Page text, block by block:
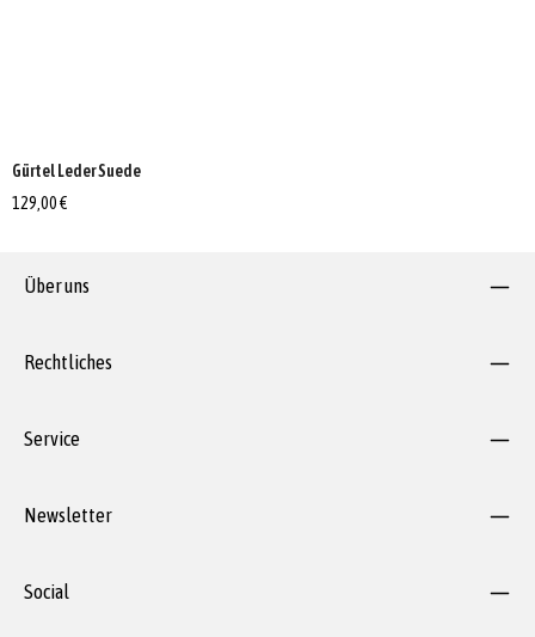
Gürtel Leder Suede
129,00 €
Über uns
Rechtliches
Service
Newsletter
Social